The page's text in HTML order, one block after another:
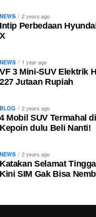
Sempurna
rumahan memang
profesional yang
hasilnya gak memuaskan.
secara benar,
lalu menambahkan
biasanya sudah jauh
NEWS 2 years ago
Intip Perbedaan
X
NEWS 1 year ago
VF 3 Mini-SUV Elektrik
227 Jutaan Rupiah
BLOG 2 years ago
4 Mobil SUV Termahal
Kepoin dulu Beli Nanti!
NEWS 2 years ago
Katakan Selamat
Kini SIM Gak Bisa